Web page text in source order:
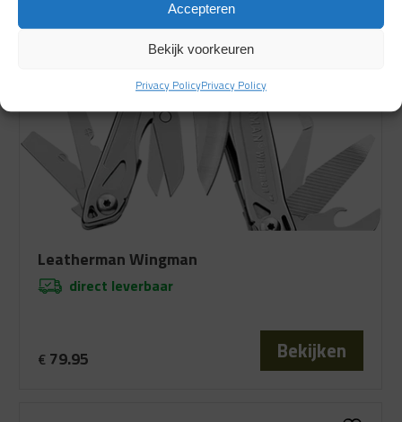
Accepteren
Bekijk voorkeuren
Privacy PolicyPrivacy Policy
Leatherman Wingman
direct leverbaar
€ 79.95 Bekijken